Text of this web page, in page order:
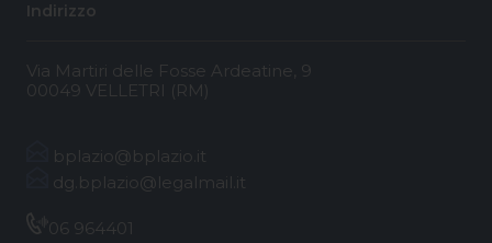
Indirizzo
Via Martiri delle Fosse Ardeatine, 9
00049 VELLETRI (RM)
bplazio@bplazio.it
dg.bplazio@legalmail.it
06 964401